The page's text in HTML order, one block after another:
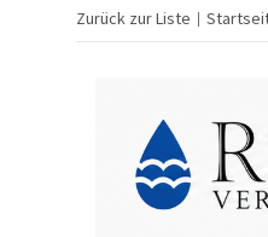
Zurück zur Liste